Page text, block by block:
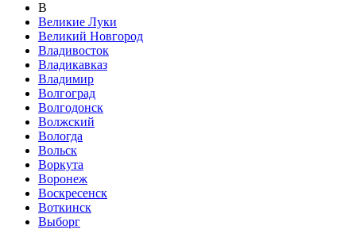
В
Великие Луки
Великий Новгород
Владивосток
Владикавказ
Владимир
Волгоград
Волгодонск
Волжский
Вологда
Вольск
Воркута
Воронеж
Воскресенск
Воткинск
Выборг